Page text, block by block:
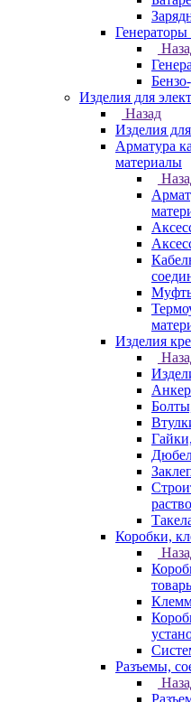
Генераторы
Изделия для
Назад
Изделия
Арматура
материалы
Изделия
Коробки,
Разъемы,